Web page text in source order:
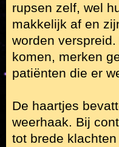
rupsen zelf, wel
makkelijk af en
worden
komen, merken
patiënten die er
De haartjes
weerhaak. Bij
tot brede